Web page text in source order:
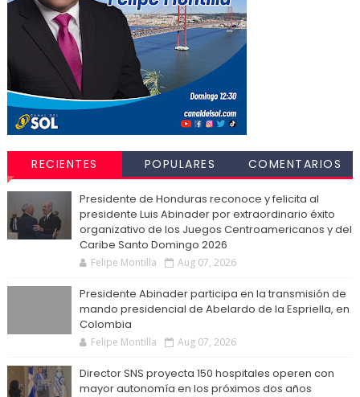
RECIENTES POPULARES COMENTARIOS
Presidente de Honduras reconoce y felicita al
presidente Luis Abinader por extraordinario éxito
organizativo de los Juegos Centroamericanos y del
Caribe Santo Domingo 2026
Felipe Montilla Aug 07, 2026
Presidente Abinader participa en la transmisión de
mando presidencial de Abelardo de la Espriella, en
Colombia
Felipe Montilla Aug 07, 2026
Director SNS proyecta 150 hospitales operen con
mayor autonomía en los próximos dos años